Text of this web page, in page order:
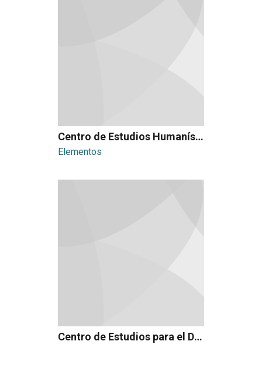
Centro de Estudios Humanísticos
Elementos
Centro de Estudios para el Desarrollo de la Educación